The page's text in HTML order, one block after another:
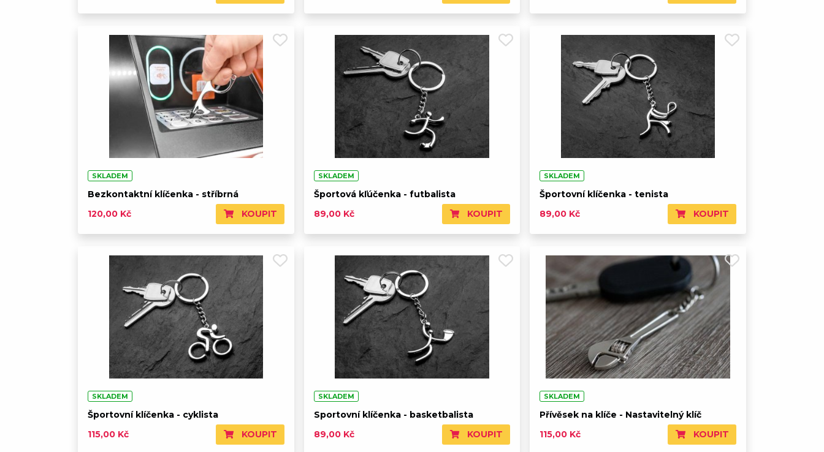
SKLADEM
Bezkontaktní klíčenka - stříbrná
120,00 Kč
KOUPIT
SKLADEM
Športová kľúčenka - futbalista
89,00 Kč
KOUPIT
SKLADEM
Športovní klíčenka - tenista
89,00 Kč
KOUPIT
SKLADEM
Športovní klíčenka - cyklista
115,00 Kč
KOUPIT
SKLADEM
Sportovní klíčenka - basketbalista
89,00 Kč
KOUPIT
SKLADEM
Přívěsek na klíče - Nastavitelný klíč
115,00 Kč
KOUPIT